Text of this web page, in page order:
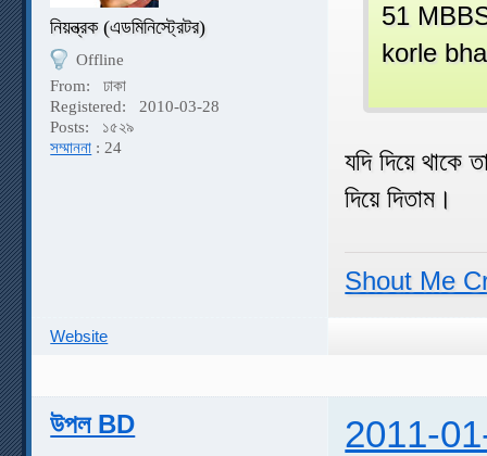
নিয়ন্ত্রক (এডমিনিস্ট্রেটর)
Offline
From:
ঢাকা
Registered:
2010-03-28
Posts:
১৫২৯
সম্মাননা : 24
51
korle
যদি দিয়ে
দিয়ে দিতাম।
Shout Me
Website
উপল BD 2011-